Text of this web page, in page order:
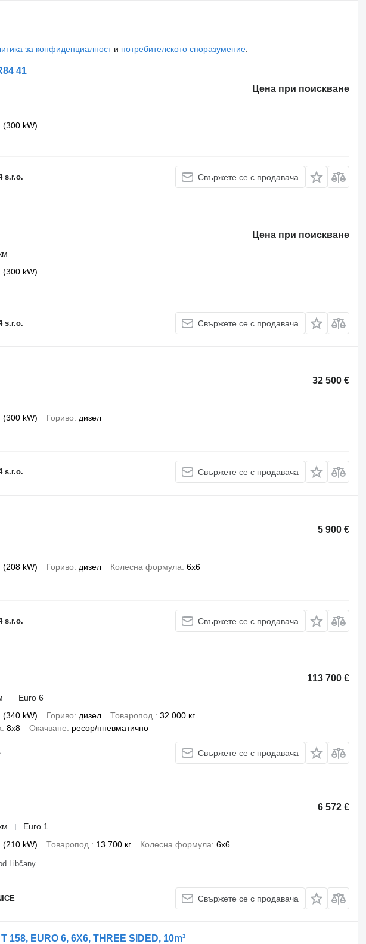
за конфиденциалности потребителското споразумение.
41
Цена при поискване
(300 kW)
s.r.o. Свържете се с продавача
Цена при поискване
(300 kW)
s.r.o. Свържете се с продавача
32 500 €
(300 kW) Гориво дизел
s.r.o. Свържете се с продавача
5 900 €
(208 kW) Гориво дизел Колесна формула 6x6
s.r.o. Свържете се с продавача
113 700 €
Euro 6
(340 kW) Гориво дизел Товаропод.
32 000 кг
8x8 Окачване ресор/пневматично
Свържете се с продавача
6 572 €
Euro 1
(210 kW) Товаропод. 13 700 кг Колесна формула 6x6
Libčany
Свържете се с продавача
158, EURO 6, 6X6, THREE SIDED, 10m³